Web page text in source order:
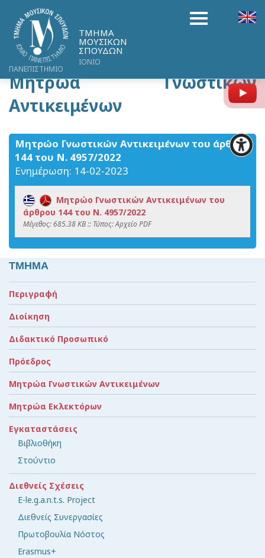
ΤΜΗΜΑ
ΜΟΥΣΙΚΩΝ
ΣΠΟΥΔΩΝ
ΙΟΝΙΟ
ΠΑΝΕΠΙΣΤΗΜΙΟ
Μητρώα Γνωστικών
Αντικειμένων
Μητρώο Γνωστικών Αντικειμένων του άρθρου
144 του Ν. 4957/2022
Ενημέρωση: 14-02-2023
Μητρώο Γνωστικών Αντικειμένων του
άρθρου 144 του Ν. 4957/2022
Mέγεθος: 685.38 KB :: Τύπος: Αρχείο PDF
ΤΜΗΜΑ
Περιγραφή
Διοίκηση
Διδακτικό Προσωπικό
Πρόεδρος
Μητρώα Γνωστικών Αντικειμένων
Μητρώα Εκλεκτόρων
Εγκαταστάσεις
Βιβλιοθήκη
Στούντιο
Διεθνείς Σχέσεις
E-le.g.a.n.t.s. Project
Διεθνείς Συνεργασίες
Πρωτοβουλία Νόστος
Erasmus+